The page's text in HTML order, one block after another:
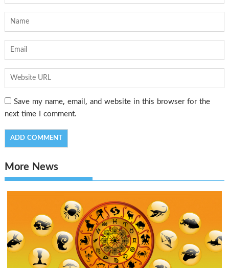
Save my name, email, and website in this browser for the
next time I comment.
More News